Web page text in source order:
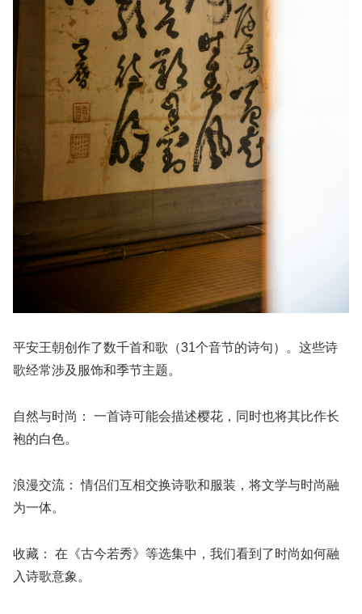
平安王朝创作了数千首和歌（31个音节的诗句）。这些诗
歌经常涉及服饰和季节主题。
自然与时尚：
一首诗可能会描述樱花，同时也将其比作长
袍的白色。
浪漫交流： 情侣们互相交换诗歌和服装，将文学与时尚融
为一体。
收藏：
在《古今若秀》等选集中，我们看到了时尚如何融
入诗歌意象。